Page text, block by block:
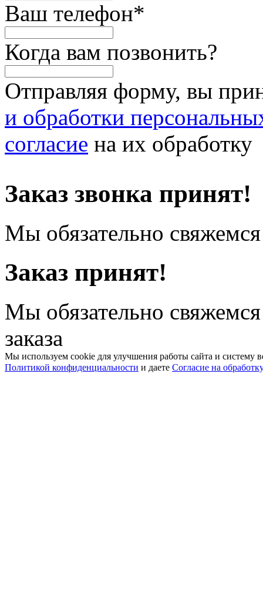
Ваш телефон*
Когда вам позвонить?
Отправляя форму, вы
и обработки
согласие на их обработку
Заказ звонка принят!
Мы обязательно
Заказ принят!
Мы обязательно
заказа
Мы используем cookie для улучшения работы сайта и систему
Политикой конфиденциальности и даете Согласие на